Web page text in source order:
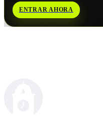
ENTRAR AHORA